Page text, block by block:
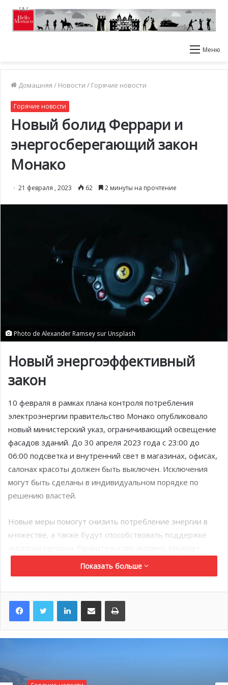
Меню
Домашняя / Новости / Горячие новости
Горячие новости
Новый болид Феррари и
энергосберегающий закон
Монако
21 февраля , 2023 62 2 минуты на прочтение
Photo de Alexander Ramsey sur Unsplash
Новый энергоэффективный
закон
10 февраля в рамках плана контроля потребления
электроэнергии правительство Монако опубликовало
новый министерский указ, ограничивающий освещение
фасадов зданий. До 30 апреля 2023 года с 23:00 до
06:00 подсветка и внутренний свет в магазинах, офисах,
салонах красоты должен быть выключен. Исключения
могут быть сделаны в индивидуальном порядке по
решению властей.
Новые меры помогут снизить потребление энергии в
княжестве, а также будут способствовать поддержке
специальное энергоэффективное оборудование и
выделяет специальные гранты через Национальный
сберегающих приборов.
суммы счетов и не должны превышать 3000 евро.
энергетическому переходу до 31 декабря 2023 года.
Показать больше
LinkedInПоделиться по электронной почте Распечатать